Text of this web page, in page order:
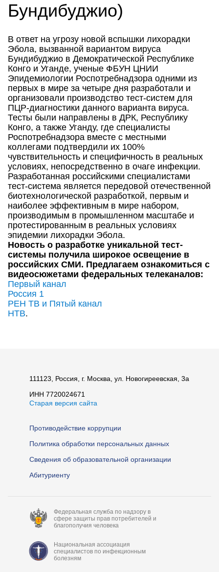
Бундибуджио)
В ответ на угрозу новой вспышки лихорадки
Эбола, вызванной вариантом вируса
Бундибуджио в Демократической Республике
Конго и Уганде, ученые ФБУН ЦНИИ
Эпидемиологии Роспотребнадзора одними из
первых в мире за четыре дня разработали и
организовали производство тест-систем для
ПЦР-диагностики данного варианта вируса.
Тесты были направлены в ДРК, Республику
Конго, а также Уганду, где специалисты
Роспотребнадзора вместе с местными
коллегами подтвердили их 100%
чувствительность и специфичность в реальных
условиях, непосредственно в очаге инфекции.
Разработанная российскими специалистами
тест-система является передовой отечественной
биотехнологической разработкой, первым и
наиболее эффективным в мире набором,
производимым в промышленном масштабе и
протестированным в реальных условиях
эпидемии лихорадки Эбола.
Новость о разработке уникальной тест-
системы получила широкое освещение в
российских СМИ. Предлагаем ознакомиться с
видеосюжетами федеральных телеканалов:
Первый канал
Россия 1
РЕН ТВ и Пятый канал
НТВ.
111123, Россия, г. Москва, ул. Новогиреевская, 3а
ИНН 7720024671
Старая версия сайта
Противодействие коррупции
Политика обработки персональных данных
Сведения об образовательной организации
Абитуриенту
Федеральная служба по надзору в
сфере защиты прав потребителей и
благополучия человека
Национальная ассоциация
специалистов по инфекционным
болезням